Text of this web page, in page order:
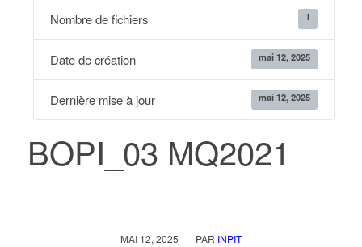
Nombre de fichiers 1
Date de création mai 12, 2025
Dernière mise à jour mai 12, 2025
BOPI_03 MQ2021
MAI 12, 2025
/ PAR INPIT